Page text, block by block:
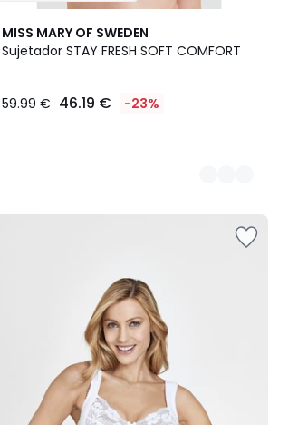
MISS MARY OF SWEDEN
Sujetador STAY FRESH SOFT COMFORT
59.99 € 46.19 € -23%
3
Colores